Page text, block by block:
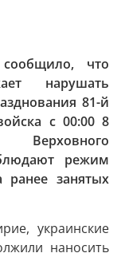
что
нарушать
81-й
с 00:00 8
режим
ранее занятых
украинские
наносить